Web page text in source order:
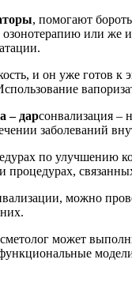
, помогают
или же
и он уже готов
– дарсонвализация –
заболеваний
по улучшению
процедурах,
можно
может